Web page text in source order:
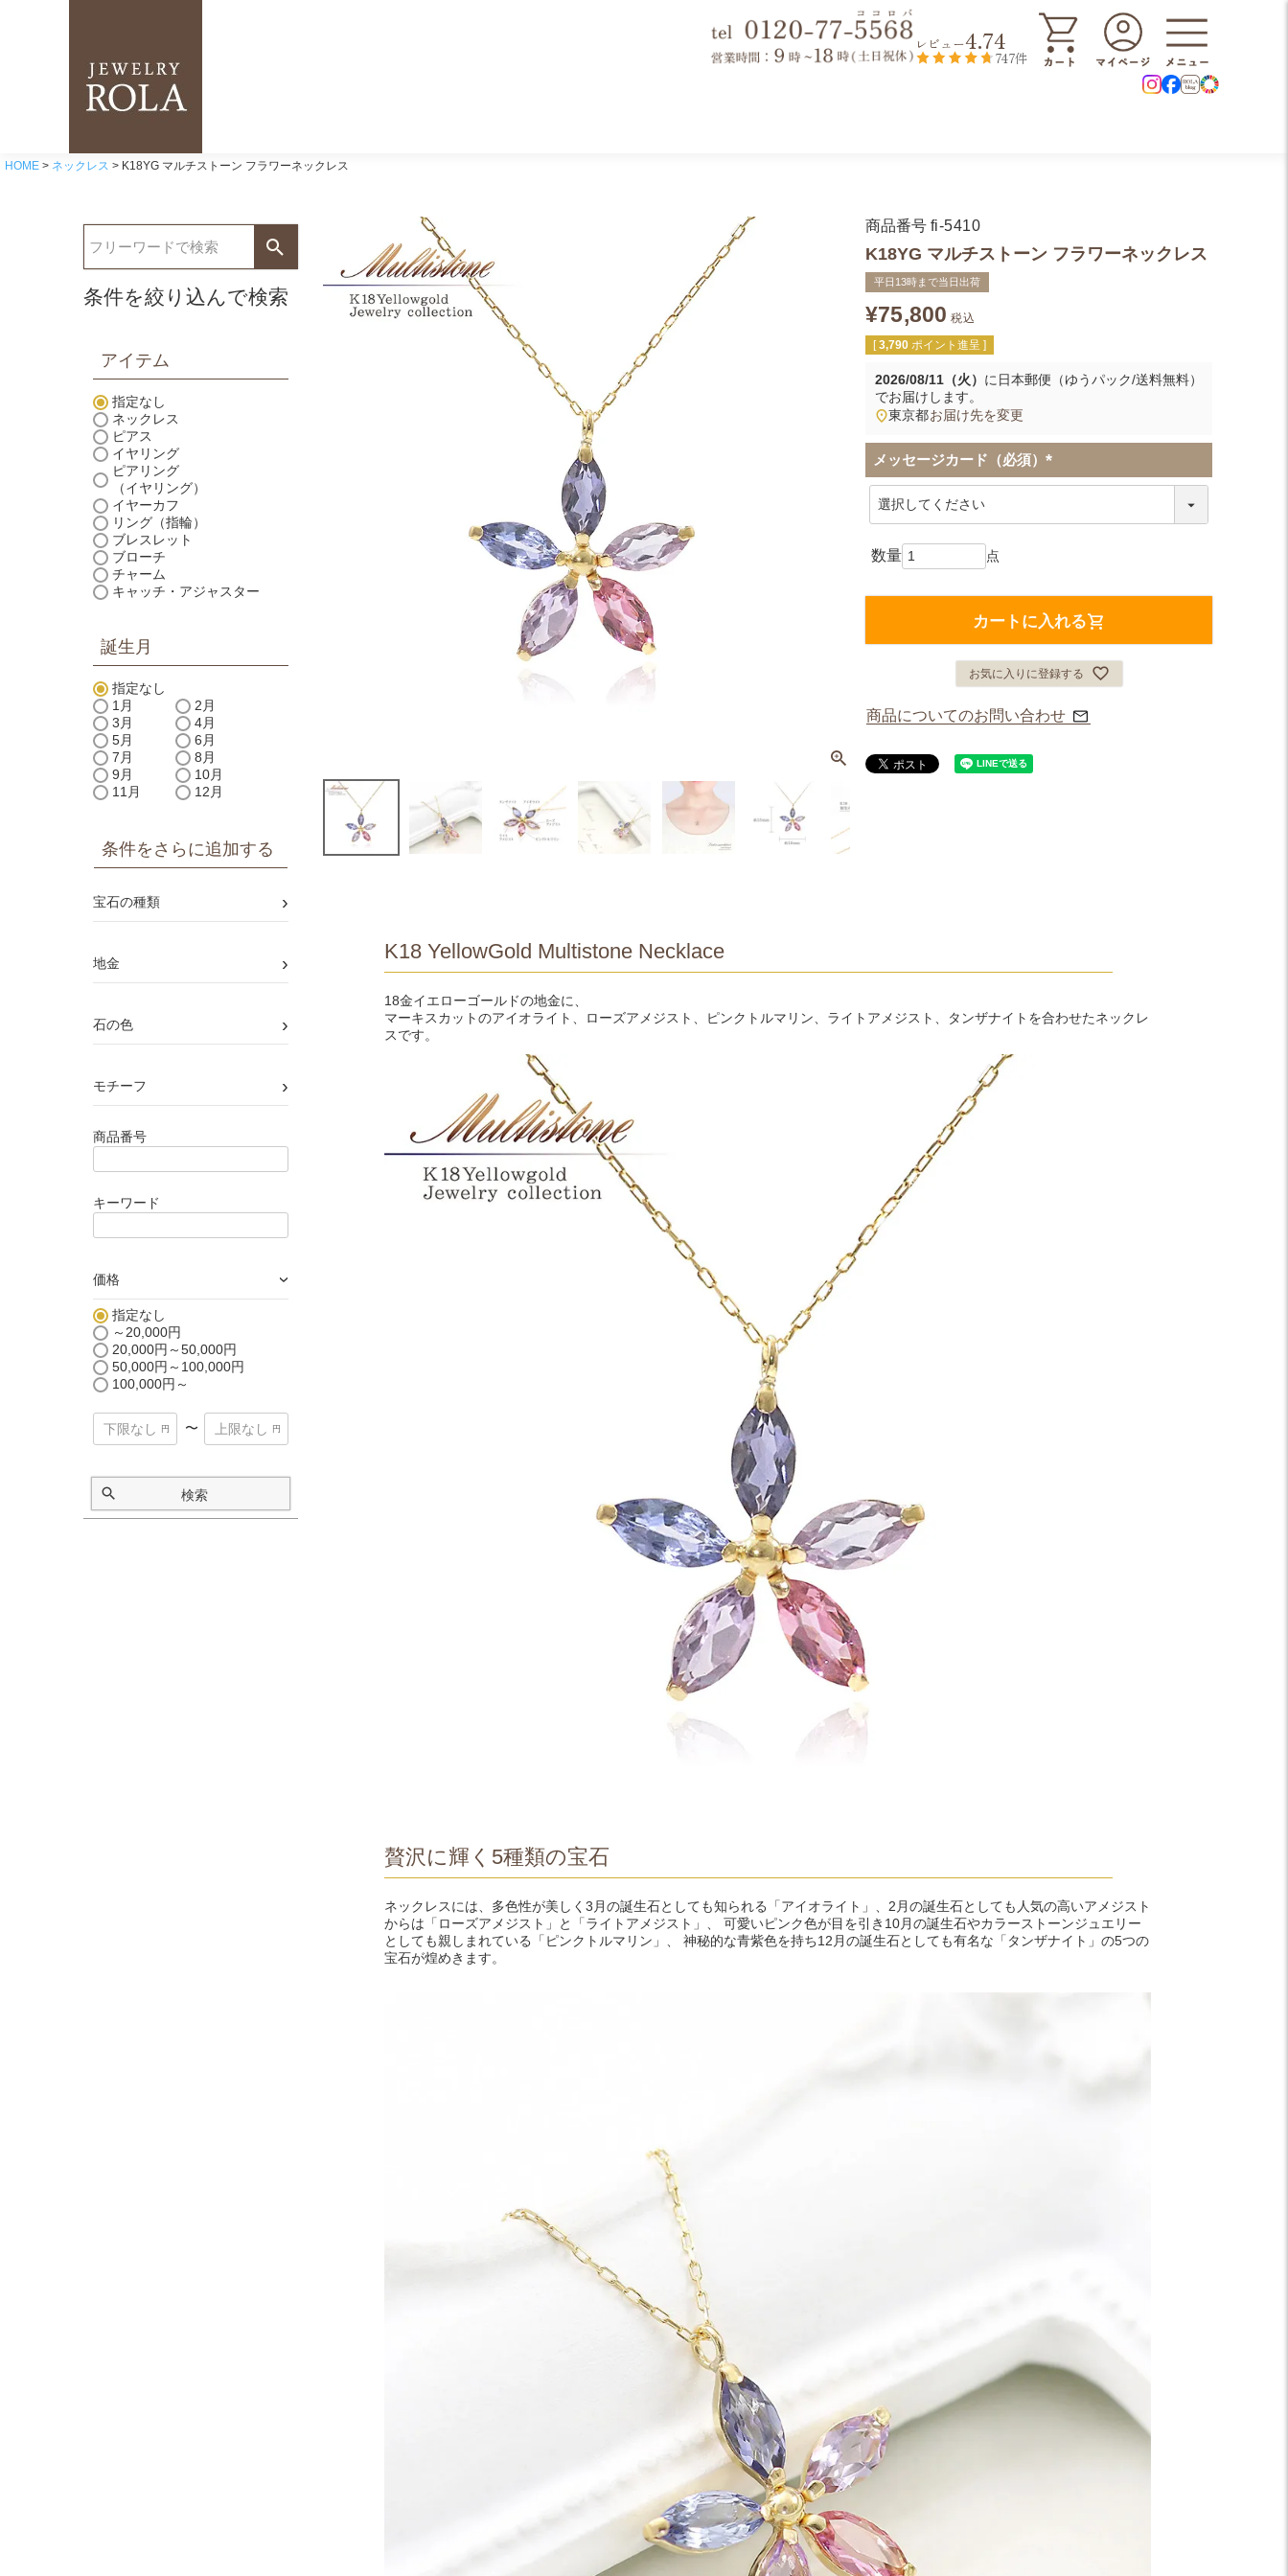
レビュー4.74
747件
HOME ネックレス K18YG マルチストーン フラワーネックレス
条件を絞り込んで検索
アイテム
指定なし
ネックレス
ピアス
イヤリング
ピアリング
（イヤリング）
イヤーカフ
リング（指輪）
ブレスレット
ブローチ
チャーム
キャッチ・アジャスター
誕生月
指定なし
1月
2月
3月
4月
5月
6月
7月
8月
9月
10月
11月
12月
条件をさらに追加する
宝石の種類 ›
地金 ›
石の色 ›
モチーフ ›
商品番号
キーワード
価格 ›
指定なし
～20,000円
20,000円～50,000円
50,000円～100,000円
100,000円～
〜
検索
商品番号 fi-5410
K18YG マルチストーン フラワーネックレス
平日13時まで当日出荷
¥75,800 税込
[ 3,790 ポイント進呈 ]
2026/08/11（火） に 日本郵便（ゆうパック/送料無料）
でお届けします。
東京都お届け先を変更
メッセージカード（必須）
(
カートに入れる
お気に入りに登録する
商品についてのお問い合わせ
K18 YellowGold Multistone Necklace
18金イエローゴールドの地金に、
マーキスカットのアイオライト、ローズアメジスト、ピンクトルマリン、ライトアメジスト、タンザナイトを合わせたネックレ
スです。
贅沢に輝く5種類の宝石
ネックレスには、多色性が美しく3月の誕生石としても知られる「アイオライト」、2月の誕生石としても人気の高いアメジスト
からは「ローズアメジスト」と「ライトアメジスト」、 可愛いピンク色が目を引き10月の誕生石やカラーストーンジュエリー
としても親しまれている「ピンクトルマリン」、 神秘的な青紫色を持ち12月の誕生石としても有名な「タンザナイト」の5つの
宝石が煌めきます。